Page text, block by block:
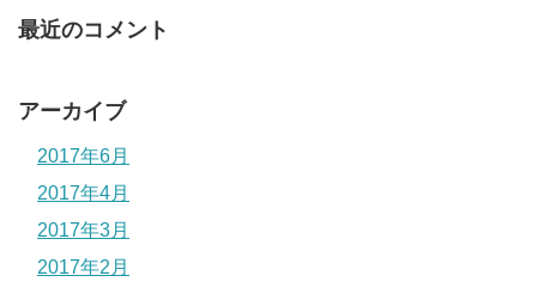
最近のコメント
アーカイブ
2017年6月
2017年4月
2017年3月
2017年2月